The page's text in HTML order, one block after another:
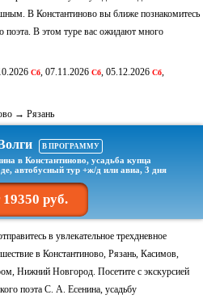
В Константиново вы ближе познакомитесь
поэта. В этом туре вас ожидают много
Сб, 07.11.2026 Сб, 05.12.2026 Сб,
→ Рязань
В ПРОГРАММУ
в Константиново, усадьба купца
автобусный тур +ж/д или авиа, 3 дня
19350 руб.
в увлекательное трехдневное
в Константиново, Рязань, Касимов,
Нижний Новгород. Посетите с экскурсией
поэта С. А. Есенина, усадьбу